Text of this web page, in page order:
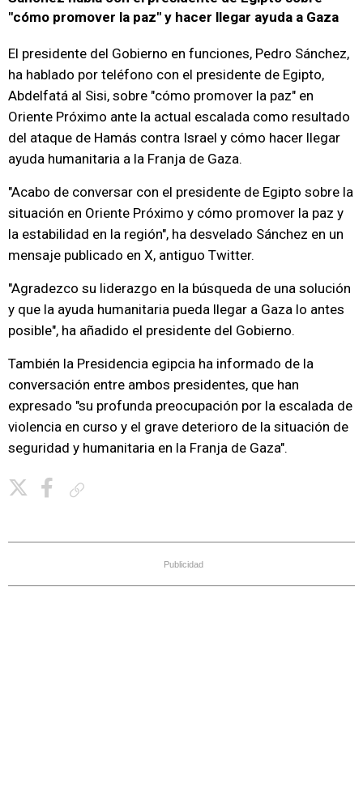
"cómo promover la paz" y hacer llegar ayuda a Gaza
El presidente del Gobierno en funciones, Pedro Sánchez,
ha hablado por teléfono con el presidente de Egipto,
Abdelfatá al Sisi, sobre "cómo promover la paz" en
Oriente Próximo ante la actual escalada como resultado
del ataque de Hamás contra Israel y cómo hacer llegar
ayuda humanitaria a la Franja de Gaza.
"Acabo de conversar con el presidente de Egipto sobre la
situación en Oriente Próximo y cómo promover la paz y
la estabilidad en la región", ha desvelado Sánchez en un
mensaje publicado en X, antiguo Twitter.
"Agradezco su liderazgo en la búsqueda de una solución
y que la ayuda humanitaria pueda llegar a Gaza lo antes
posible", ha añadido el presidente del Gobierno.
También la Presidencia egipcia ha informado de la
conversación entre ambos presidentes, que han
expresado "su profunda preocupación por la escalada de
violencia en curso y el grave deterioro de la situación de
seguridad y humanitaria en la Franja de Gaza".
Publicidad